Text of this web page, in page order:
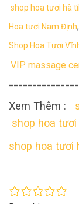
shop hoa tươi hà
Hoa tươi Nam Định,
Shop Hoa Tươi
VIP massage
Xem Thêm :
shop hoa
shop hoa tươi